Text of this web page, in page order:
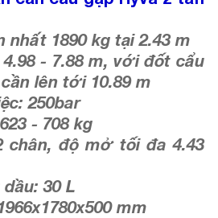
nhất 1890 kg tại 2.43 m
- 7.88 m, với đốt cẩu
lên tới 10.89 m
250bar
- 708 kg
chân, độ mở tối đa 4.43
30 L
mm